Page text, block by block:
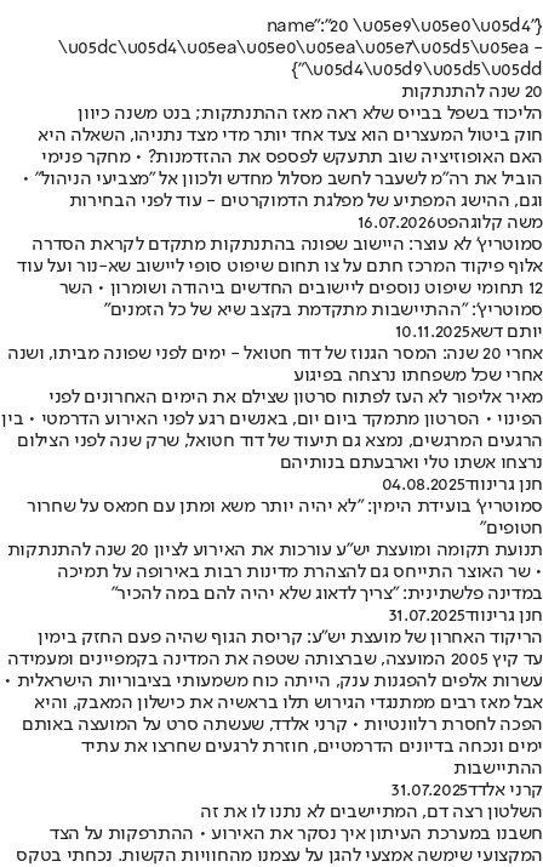
{"name":"20 \u05e9\u05e0\u05d4
\u05dc\u05d4\u05ea\u05e0\u05ea\u05e7\u05d5\u05ea -
\u05d4\u05d9\u05d5\u05dd"}
20 שנה להתנתקות
הליכוד בשפל בבייס שלא ראה מאז ההתנתקות; בנט משנה כיוון
חוק ביטול המעצרים הוא צעד אחד יותר מדי מצד נתניהו, השאלה היא
האם האופוזיציה שוב תתעקש לפספס את ההזדמנות? • מחקר פנימי
הוביל את רה"מ לשעבר לחשב מסלול מחדש ולכוון אל "מצביעי הניהול" •
וגם, ההישג המפתיע של מפלגת הדמוקרטים - עוד לפני הבחירות
משה קלוגהפט16.07.2026
סמוטריץ' לא עוצר: היישוב שפונה בהתנתקות מתקדם לקראת הסדרה
אלוף פיקוד המרכז חתם על צו תחום שיפוט סופי ליישוב שא-נור ועל עוד
12 תחומי שיפוט נוספים ליישובים החדשים ביהודה ושומרון • השר
סמוטריץ': "ההתיישבות מתקדמת בקצב שיא של כל הזמנים"
יותם דשא10.11.2025
אחרי 20 שנה: המסר הגנוז של דוד חטואל - ימים לפני שפונה מביתו, ושנה
אחרי שכל משפחתו נרצחה בפיגוע
מאיר אליפור לא העז לפתוח סרטון שצילם את הימים האחרונים לפני
הפינוי • הסרטון מתמקד ביום יום, באנשים רגע לפני האירוע הדרמטי • בין
הרגעים המרגשים, נמצא גם תיעוד של דוד חטואל, שרק שנה לפני הצילום
נרצחו אשתו טלי וארבעתם בנותיהם
חנן גרינווד04.08.2025
סמוטריץ' בועידת הימין: "לא יהיה יותר משא ומתן עם חמאס על שחרור
חטופים"
תנועת תקומה ומועצת יש"ע עורכות את האירוע לציון 20 שנה להתנתקות
• שר האוצר התייחס גם להצהרת מדינות רבות באירופה על תמיכה
במדינה פלשתינית: "צריך לדאוג שלא יהיה להם במה להכיר"
חנן גרינווד31.07.2025
הריקוד האחרון של מועצת יש"ע: קריסת הגוף שהיה פעם החזק בימין
עד קיץ 2005 המועצה, שברצותה שטפה את המדינה בקמפיינים ומעמידה
עשרות אלפים להפגנות ענק, הייתה כוח משמעותי בציבוריות הישראלית •
אבל מאז רבים ממתנגדי הגירוש תלו בראשיה את כישלון המאבק, והיא
הפכה לחסרת רלוונטיות • קרני אלדד, שעשתה סרט על המועצה באותם
ימים ונכחה בדיונים הדרמטיים, חוזרת לרגעים שחרצו את עתיד
ההתיישבות
קרני אלדד31.07.2025
השלטון רצה דם, המתיישבים לא נתנו לו את זה
חשבנו במערכת העיתון איך נסקר את האירוע • ההתרפקות על הצד
המקצועי שימשה אמצעי להגן על עצמנו מהחוויות הקשות. נכחתי בטקס